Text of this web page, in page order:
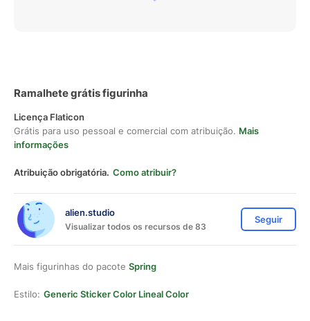
Ramalhete grátis figurinha
Licença Flaticon
Grátis para uso pessoal e comercial com atribuição. Mais
informações
Atribuição obrigatória. Como atribuir?
alien.studio
Visualizar todos os recursos de 83
Seguir
Mais figurinhas do pacote Spring
Estilo: Generic Sticker Color Lineal Color